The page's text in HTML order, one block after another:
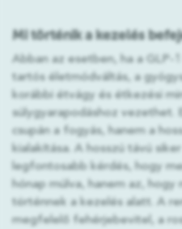
Mi történik a kezelés
Abban az esetben, ha a
tartós életmódváltás, a
korábbi étvágy és étkezési
súlygyarapodáshoz vezethet.
csupán a fogyás, hanem a
kialakítása. A hosszú távú
legfontosabb kérdés, hogy
hónap múlva, hanem az,
történnek a kezelés alatt. A
megfelelő fehérjebevitel, a